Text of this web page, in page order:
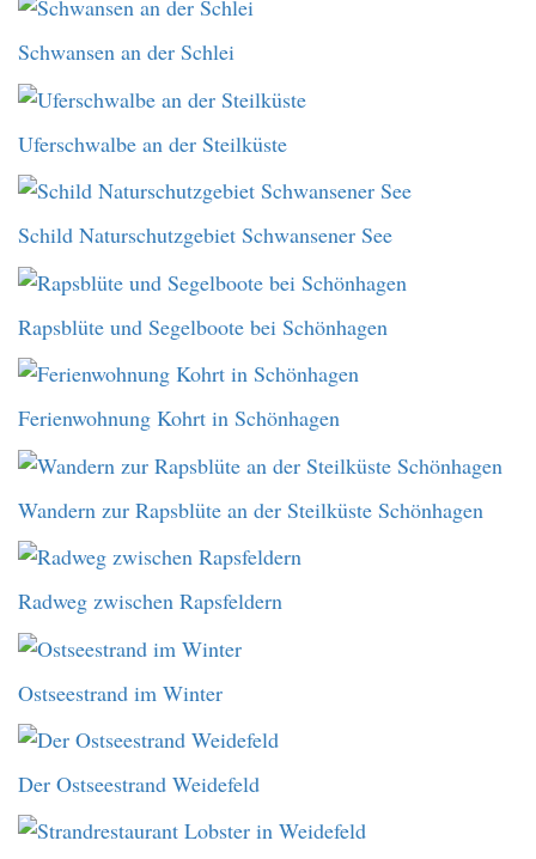
Schwansen an der Schlei
Uferschwalbe an der Steilküste
Schild Naturschutzgebiet Schwansener See
Rapsblüte und Segelboote bei Schönhagen
Ferienwohnung Kohrt in Schönhagen
Wandern zur Rapsblüte an der Steilküste Schönhagen
Radweg zwischen Rapsfeldern
Ostseestrand im Winter
Der Ostseestrand Weidefeld